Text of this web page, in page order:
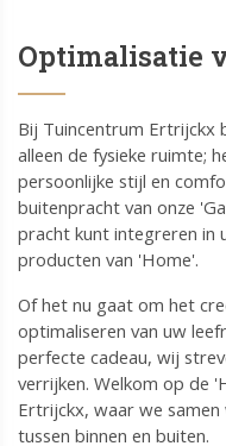
Optimalisatie
Bij Tuincentrum Ertrijckx
alleen de fysieke ruimte;
persoonlijke stijl en
buitenpracht van onze
pracht kunt integreren in
producten van 'Home'.
Of het nu gaat om het
optimaliseren van uw
perfecte cadeau, wij
verrijken. Welkom op de
Ertrijckx, waar we
tussen binnen en buiten.